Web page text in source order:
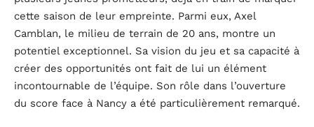
cette saison de leur empreinte. Parmi eux, Axel
Camblan, le milieu de terrain de 20 ans, montre un
potentiel exceptionnel. Sa vision du jeu et sa capacité à
créer des opportunités ont fait de lui un élément
incontournable de l’équipe. Son rôle dans l’ouverture
du score face à Nancy a été particulièrement remarqué.